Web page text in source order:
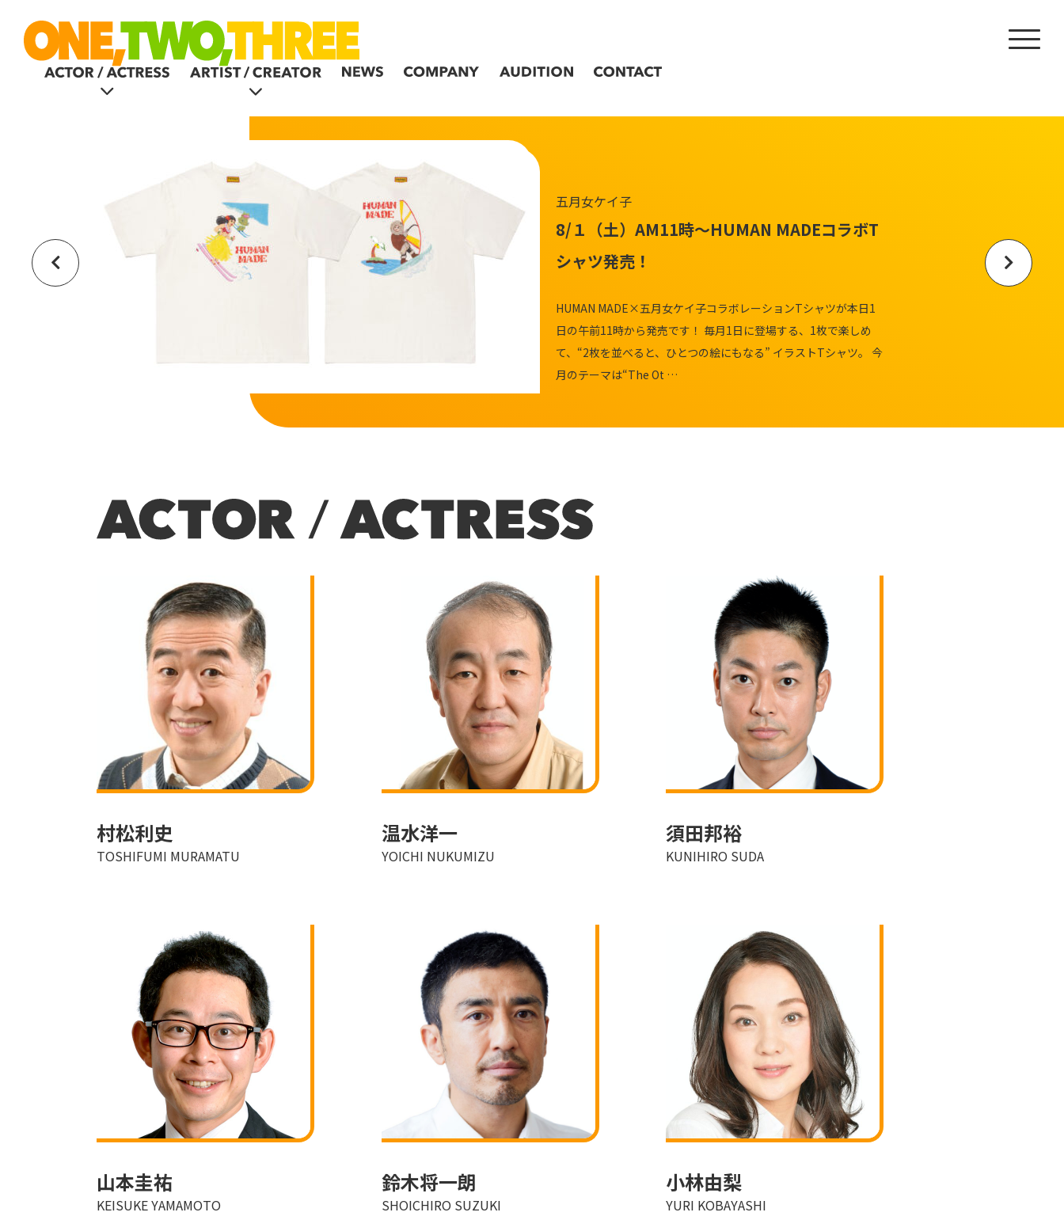
五月女ケイ子
8/１（土）AM11時〜HUMAN MADEコラボT
シャツ発売！
HUMAN MADE×五月女ケイ子コラボレーションTシャツが本日1
日の午前11時から発売です！ 毎⽉1⽇に登場する、1枚で楽しめ
て、“2枚を並べると、ひとつの絵にもなる” イラストTシャツ。 今
月のテーマは“The Ot …
村松利史
TOSHIFUMI MURAMATU
温水洋一
YOICHI NUKUMIZU
須田邦裕
KUNIHIRO SUDA
山本圭祐
KEISUKE YAMAMOTO
鈴木将一朗
SHOICHIRO SUZUKI
小林由梨
YURI KOBAYASHI